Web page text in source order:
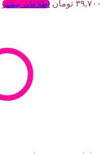
۳۹,۷۰۰ تومان اطلاعات بیشتر